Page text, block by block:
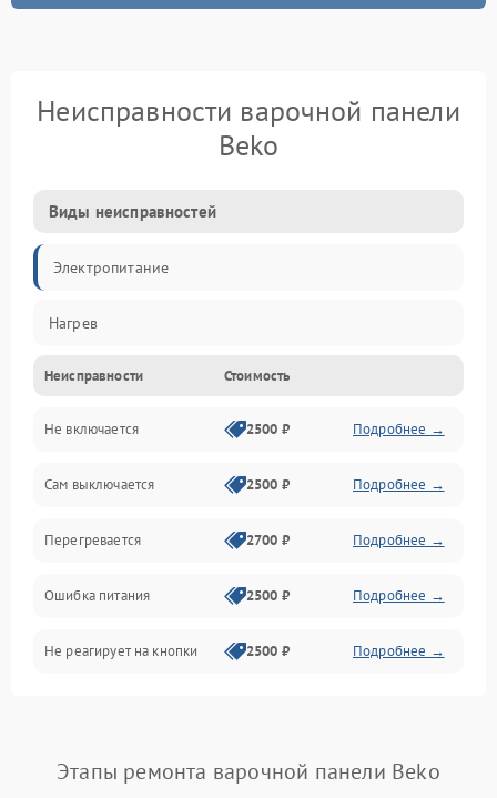
Неисправности варочной панели
Beko
Виды неисправностей
Электропитание
Нагрев
Неисправности Стоимость
Не включается 2500 ₽ Подробнее →
Сам выключается 2500 ₽ Подробнее →
Перегревается 2700 ₽ Подробнее →
Ошибка питания 2500 ₽ Подробнее →
Не реагирует на кнопки 2500 ₽ Подробнее →
Этапы ремонта варочной панели Beko